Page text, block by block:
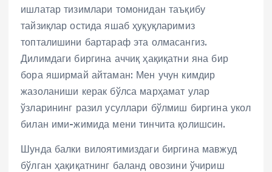
ишлатар тизимлари томонидан таъқибу
тайзиқлар остида яшаб ҳуқуқларимиз
топталишини бартараф эта олмасангиз.
Дилимдаги биргина аччиқ ҳақиқатни яна бир
бора яширмай айтаман: Мен учун кимдир
жазоланиши керак бўлса марҳамат улар
ўзларининг разил усуллари бўлмиш биргина укол
билан ими-жимида мени тинчита қолишсин.
Шунда балки вилоятимиздаги биргина мавжуд
бўлган ҳақиқатнинг баланд овозини ўчириш